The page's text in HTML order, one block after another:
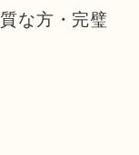
な方・完璧